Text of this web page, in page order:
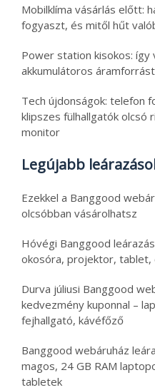
Mobilklíma vásárlás előtt:
fogyaszt, és mitől hűt
Power station kisokos: így
akkumulátoros áramforrást
Tech újdonságok: telefon
klipszes fülhallgatók olcsó
monitor
Legújabb
Ezekkel a Banggood
olcsóbban vásárolhatsz
Hóvégi Banggood
okosóra, projektor, tablet,
Durva júliusi Banggood
kedvezmény kuponnal –
fejhallgató, kávéfőző
Banggood webáruház
magos, 24 GB RAM
tabletek